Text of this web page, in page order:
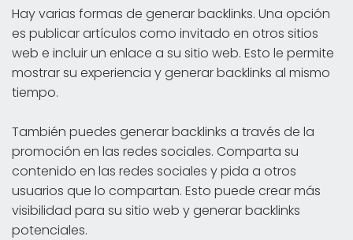
Hay varias formas de generar backlinks. Una opción
es publicar artículos como invitado en otros sitios
web e incluir un enlace a su sitio web. Esto le permite
mostrar su experiencia y generar backlinks al mismo
tiempo.
También puedes generar backlinks a través de la
promoción en las redes sociales. Comparta su
contenido en las redes sociales y pida a otros
usuarios que lo compartan. Esto puede crear más
visibilidad para su sitio web y generar backlinks
potenciales.